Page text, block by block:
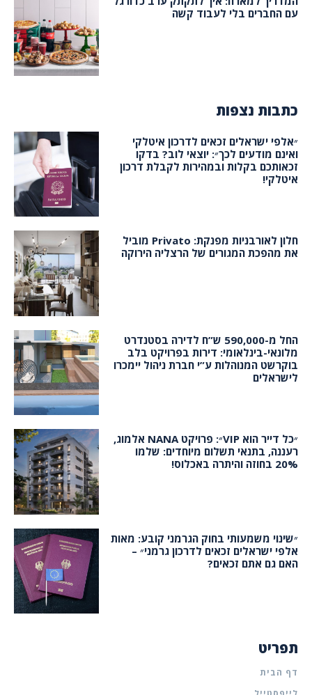
עם החברים בלי לעבוד קשה
כתבות נצפות
״אלפי ישראלים זכאים לדרכון איטלקי
ואינם מודעים לכך״: יוצאי לוב? בדקו
זכאותכם בקלות ובמהירות לקבלת דרכון
איטלקי!
חלון לאורבניות מפנקת: Privato מוביל
את מהפכת המגורים של הרצליה הירוקה
החל מ-590,000 ש”ח לדירה בסטנדרט
מלונאי-בינלאומי: דירות בפרויקט בלב
בוקרשט המנוהלות ע”י חברת ניהול יימכרו
לישראלים
״כל דייר הוא VIP״: פרויקט NANA אלמוג,
רעננה, בתנאי תשלום מיוחדים: שלמו
20% בחוזה והיתרה באכלוס!
״שינוי משמעותי בחוק הגרמני קובע: מאות
אלפי ישראלים זכאים לדרכון גרמני״ –
האם גם אתם זכאים?
תפריט
דף הבית